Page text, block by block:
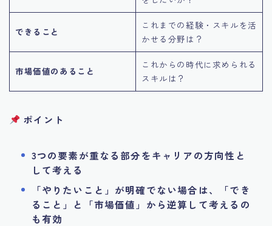
できること
これまでの経験・スキルを活
かせる分野は？
市場価値のあること
これからの時代に求められる
スキルは？
ポイント
3つの要素が重なる部分をキャリアの方向性と
して考える
「やりたいこと」が明確でない場合は、「でき
ること」と「市場価値」から逆算して考えるの
も有効